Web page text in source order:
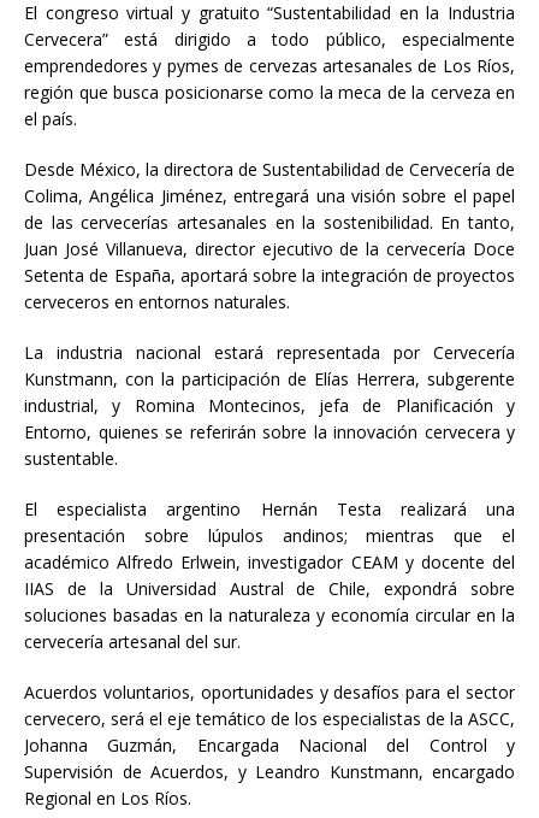
El congreso virtual y gratuito “Sustentabilidad en la Industria
Cervecera” está dirigido a todo público, especialmente
emprendedores y pymes de cervezas artesanales de Los Ríos,
región que busca posicionarse como la meca de la cerveza en
el país.
Desde México, la directora de Sustentabilidad de Cervecería de
Colima, Angélica Jiménez, entregará una visión sobre el papel
de las cervecerías artesanales en la sostenibilidad. En tanto,
Juan José Villanueva, director ejecutivo de la cervecería Doce
Setenta de España, aportará sobre la integración de proyectos
cerveceros en entornos naturales.
La industria nacional estará representada por Cervecería
Kunstmann, con la participación de Elías Herrera, subgerente
industrial, y Romina Montecinos, jefa de Planificación y
Entorno, quienes se referirán sobre la innovación cervecera y
sustentable.
El especialista argentino Hernán Testa realizará una
presentación sobre lúpulos andinos; mientras que el
académico Alfredo Erlwein, investigador CEAM y docente del
IIAS de la Universidad Austral de Chile, expondrá sobre
soluciones basadas en la naturaleza y economía circular en la
cervecería artesanal del sur.
Acuerdos voluntarios, oportunidades y desafíos para el sector
cervecero, será el eje temático de los especialistas de la ASCC,
Johanna Guzmán, Encargada Nacional del Control y
Supervisión de Acuerdos, y Leandro Kunstmann, encargado
Regional en Los Ríos.